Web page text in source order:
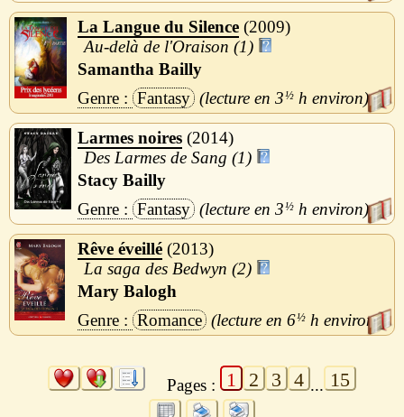
La Langue du Silence 2009
Au-delà de l'Oraison (1)
Samantha Bailly
Fantasy
3½ h
Larmes noires 2014
Des Larmes de Sang (1)
Stacy Bailly
Fantasy
3½ h
Rêve éveillé 2013
La saga des Bedwyn (2)
Mary Balogh
Romance
6½ h
Pages : 1 2 3 4 ... 15